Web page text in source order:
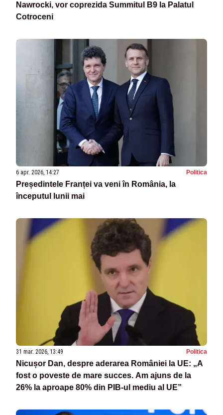
Nawrocki, vor coprezida Summitul B9 la Palatul
Cotroceni
6 apr. 2026, 14:27 Politica
Președintele Franței va veni în România, la
începutul lunii mai
31 mar. 2026, 13:49 Politica
Nicușor Dan, despre aderarea României la UE: „A
fost o poveste de mare succes. Am ajuns de la
26% la aproape 80% din PIB-ul mediu al UE”